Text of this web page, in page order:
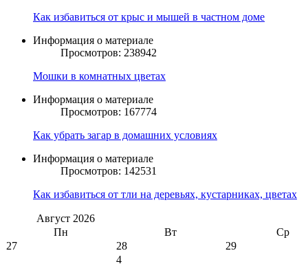
Как избавиться от крыс и мышей в частном доме
Информация о материале
Просмотров: 238942
Мошки в комнатных цветах
Информация о материале
Просмотров: 167774
Как убрать загар в домашних условиях
Информация о материале
Просмотров: 142531
Как избавиться от тли на деревьях, кустарниках, цветах
Август 2026
Пн
Вт
Ср
27
28
29
4